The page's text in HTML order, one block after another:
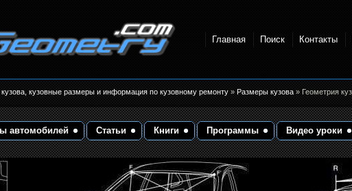
размеры. Геометрия кузова
Главная Поиск Контакты
кузовные размеры и информация по кузовному ремонту»Размеры кузова» Геометрия
автомобилей Статьи Книги Программы Видео уроки